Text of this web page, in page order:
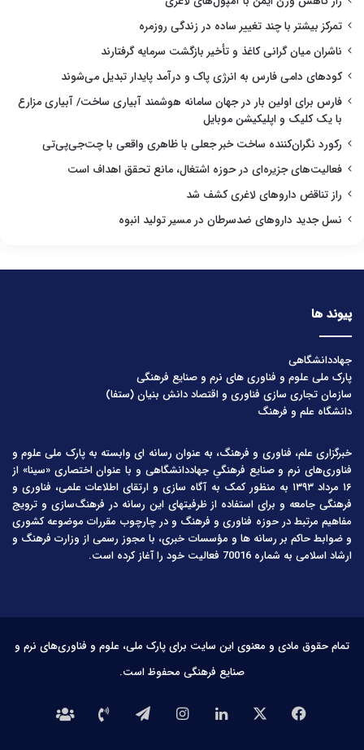
تمرکز بیشتر با چند تغییر ساده در زندگی روزمره
ناشران میان گرانی کاغذ و تأخیر بازگشت سرمایه گرفتارند
کودهای دامی فارس به انرژی پاک و درآمد پایدار تبدیل می‌شوند
فارس برای اولین بار در جهان سامانه هوشمند آبیاری ساخت/ آبیاری مزارع
با یک کلیک و اپلیکیشن موبایل
رکورد نگران‌کننده ساخت خبر جعلی با ظاهری واقعی با چت‌جی‌پی‌تی
فعالیت‌های جزیره‌ای در حوزه اشتغال، مانع تحقق اهداف است
راز تناقض داروهای لاغری کشف شد
نسل جدید داروهای ضدسرطان در مسیر تولید انبوه
پیوند ها
جهاددانشگاهی
پارک ملی علوم و فناوری های نرم و صنایع فرهنگی
سازمان تجاری سازی فناوری و اقتصاد دانش بنیان (ستفا)
دانشگاه علم و فرهنگ
خبرگزاری علم، فناوری و فرهنگ، به عنوان رسانه ای وابسته به پارک ملی علوم و
فناوری‌های نرم و صنایع فرهنگیِ جهاددانشگاهی و با عنوان اختصاری «سینا» از
۱۶ مرداد ۱۳۹۳ به منظور کمک به آگاه سازی و ارتقای اطلاعات علمی، فناوری و
فرهنگی جامعه و برای استفاده از ظرفیتهای این رسانه در فرهنگ‌سازی و ترویج
مفاهیم مرتبط در حوزه فناوری و فرهنگ و در چارچوب مقررات موضوعه کشوری
و ضوابط حاکم بر رسانه ها و مؤسسات خبری، با مجوز رسمی از وزارت فرهنگ و
ارشاد اسلامی به شماره 70016 فعالیت خود را آغاز کرده است.
تمام حقوق مادی و معنوی این سایت برای پارک ملی، علوم و فناوری‌های نرم و
صنایع فرهنگی محفوظ است.
فیس
لینکدیناینستاگرامتلگرامتماس درباره